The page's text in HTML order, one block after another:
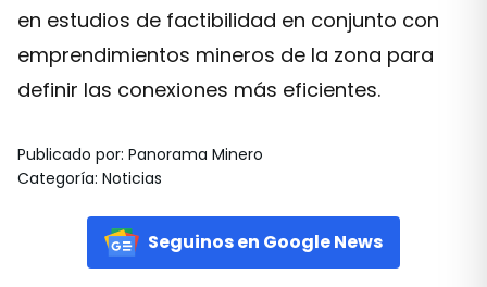
en estudios de factibilidad en conjunto con
emprendimientos mineros de la zona para
definir las conexiones más eficientes.
Publicado por: Panorama Minero
Categoría: Noticias
Seguinos en Google News